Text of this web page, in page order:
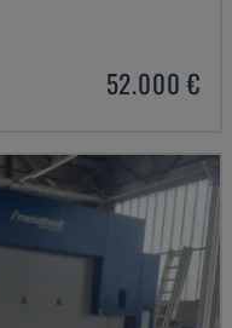
52.000 €